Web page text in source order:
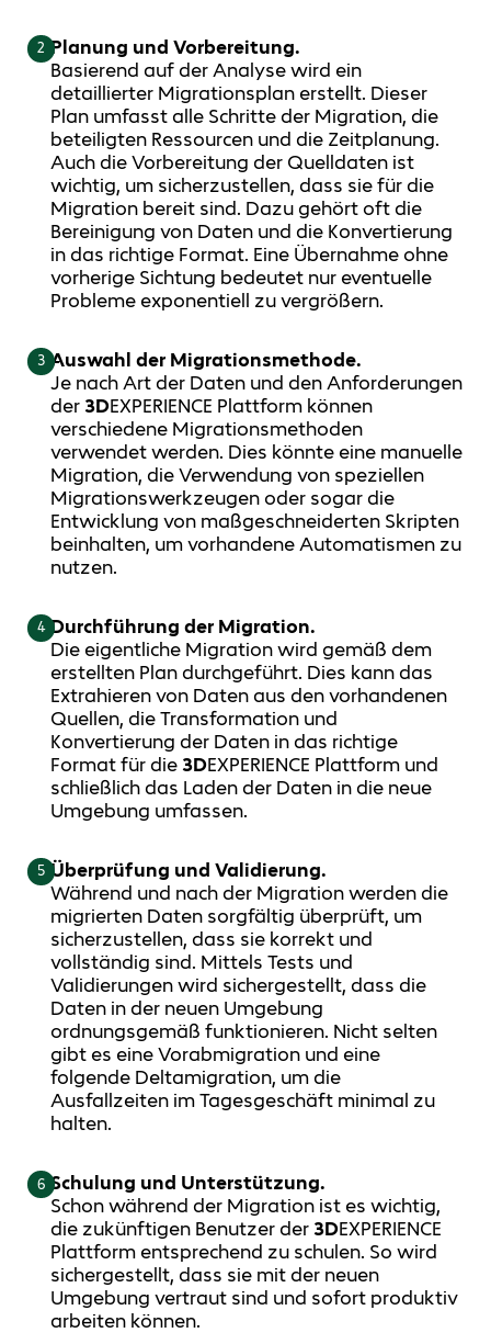
2 Planung und Vorbereitung.
Basierend auf der Analyse wird ein
detaillierter Migrationsplan erstellt. Dieser
Plan umfasst alle Schritte der Migration, die
beteiligten Ressourcen und die Zeitplanung.
Auch die Vorbereitung der Quelldaten ist
wichtig, um sicherzustellen, dass sie für die
Migration bereit sind. Dazu gehört oft die
Bereinigung von Daten und die Konvertierung
in das richtige Format. Eine Übernahme ohne
vorherige Sichtung bedeutet nur eventuelle
Probleme exponentiell zu vergrößern.
3 Auswahl der Migrationsmethode.
Je nach Art der Daten und den Anforderungen
der 3DEXPERIENCE Plattform können
verschiedene Migrationsmethoden
verwendet werden. Dies könnte eine manuelle
Migration, die Verwendung von speziellen
Migrationswerkzeugen oder sogar die
Entwicklung von maßgeschneiderten Skripten
beinhalten, um vorhandene Automatismen zu
nutzen.
4 Durchführung der Migration.
Die eigentliche Migration wird gemäß dem
erstellten Plan durchgeführt. Dies kann das
Extrahieren von Daten aus den vorhandenen
Quellen, die Transformation und
Konvertierung der Daten in das richtige
Format für die 3DEXPERIENCE Plattform und
schließlich das Laden der Daten in die neue
Umgebung umfassen.
5 Überprüfung und Validierung.
Während und nach der Migration werden die
migrierten Daten sorgfältig überprüft, um
sicherzustellen, dass sie korrekt und
vollständig sind. Mittels Tests und
Validierungen wird sichergestellt, dass die
Daten in der neuen Umgebung
ordnungsgemäß funktionieren. Nicht selten
gibt es eine Vorabmigration und eine
folgende Deltamigration, um die
Ausfallzeiten im Tagesgeschäft minimal zu
halten.
6 Schulung und Unterstützung.
Schon während der Migration ist es wichtig,
die zukünftigen Benutzer der 3DEXPERIENCE
Plattform entsprechend zu schulen. So wird
sichergestellt, dass sie mit der neuen
Umgebung vertraut sind und sofort produktiv
arbeiten können.